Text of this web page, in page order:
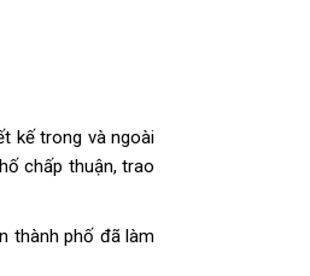
kế trong và ngoài
chấp thuận, trao
thành phố đã làm